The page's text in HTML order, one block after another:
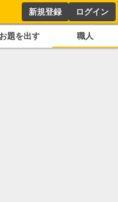
新規登録 ログイン
お題を出す 職人